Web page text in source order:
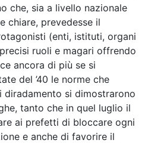
che, sia a livello nazionale
chiare, prevedesse il
(enti, istituti, organi
ruoli e magari offrendo
ancora di più se si
del ’40 le norme che
diradamento si dimostrarono
tanto che in quel luglio il
ai prefetti di bloccare ogni
e anche di favorire il